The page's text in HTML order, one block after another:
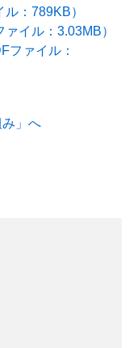
：789KB）
イル：3.03MB）
ァイル：
み」へ